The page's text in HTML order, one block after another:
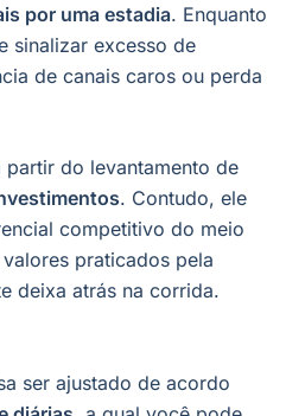
por uma estadia. Enquanto
sinalizar excesso de
de canais caros ou perda
partir do levantamento de
. Contudo, ele
competitivo do meio
praticados pela
deixa atrás na corrida.
ser ajustado de acordo